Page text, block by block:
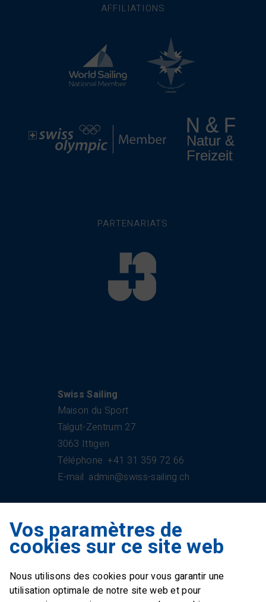
AFFILIATIONS
PARTENARIATS
Swiss Sailing
Maison du Sport
Talgut-Zentrum 27
3063 Ittigen
Téléphone +41 31 359 72 66
E-mail admin@swiss-sailing.ch
Swiss Sailing Team
Industriestrasse 51
E-mail office@swiss-sailing-
team.ch
Vos paramètres de
cookies sur ce site web
Nous utilisons des cookies pour vous garantir une
utilisation optimale de notre site web et pour